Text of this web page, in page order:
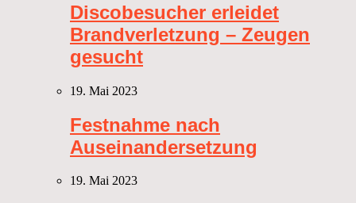
Discobesucher erleidet
Brandverletzung – Zeugen
gesucht
19. Mai 2023
Festnahme nach
Auseinandersetzung
19. Mai 2023